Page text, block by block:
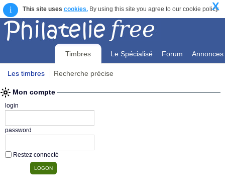
i This site uses cookies.By using this site you agree to our cookie policy.
X
Timbres Le Spécialisé Forum Annonces
Les timbres Recherche précise
Mon compte
login
password
Restez connecté